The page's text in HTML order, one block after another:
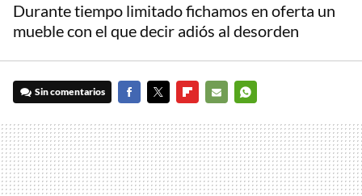
Durante tiempo limitado fichamos en oferta un
mueble con el que decir adiós al desorden
Sin comentarios
MAIL